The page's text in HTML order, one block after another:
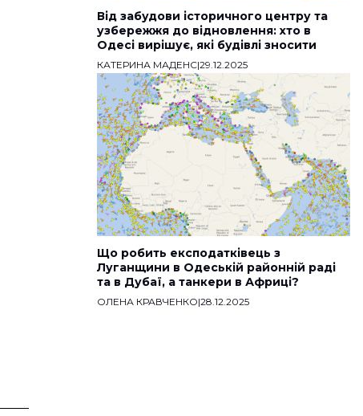
Від забудови історичного центру та
узбережжя до відновлення: хто в
Одесі вирішує, які будівлі зносити
КАТЕРИНА МАДЕНС|29.12.2025
Що робить експодатківець з
Луганщини в Одеській районній раді
та в Дубаї, а танкери в Африці?
ОЛЕНА КРАВЧЕНКО|28.12.2025